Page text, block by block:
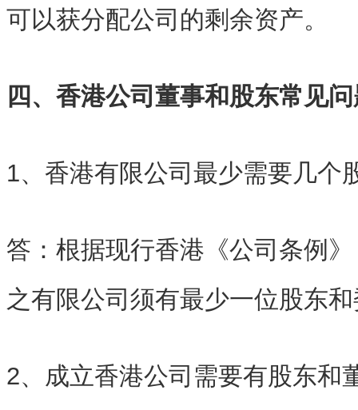
可以获分配公司的剩余资产。
四、香港公司董事和股东常见
1、香港有限公司最少需要几个
答：根据现行香港《公司条例
之有限公司须有最少一位股东
2、成立香港公司需要有股东和